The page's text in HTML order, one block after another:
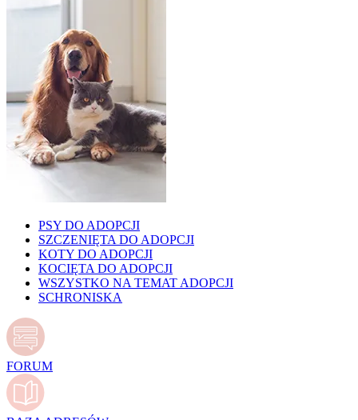
PSY DO ADOPCJI
SZCZENIĘTA DO ADOPCJI
KOTY DO ADOPCJI
KOCIĘTA DO ADOPCJI
WSZYSTKO NA TEMAT ADOPCJI
SCHRONISKA
FORUM